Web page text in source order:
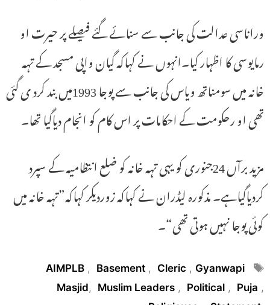
وراناسی عدالت کی جانب سے سنائے گئے فیصلے پر حیرت او
رمایوسی کا اظہار کیا۔انہوں نے کہاکہ گیان واپی مسجد کے تہہ
خانہ میں سومناتھ ویاس کی جانب سے پوجا 1993میں بند کرد ی گئی
تھی او رحکومت کے احکامات پر اس کام کو انجام دیاگیا تھا۔
مزید برآں 24جنوری کو یہی تہہ خانہ کو ضلع انتظامیہ کے سپرد
کردیاگیاہے۔ مذکورہ لیڈران نے کہاکہ زوردیکر کہاکہ”تہہ خانہ میں
کوئی پوجا نہیں ہوتی تھی“۔
Tags
AIMPLB , Basement , Cleric , Gyanwapi
Masjid, Muslim Leaders , Political , Puja ,